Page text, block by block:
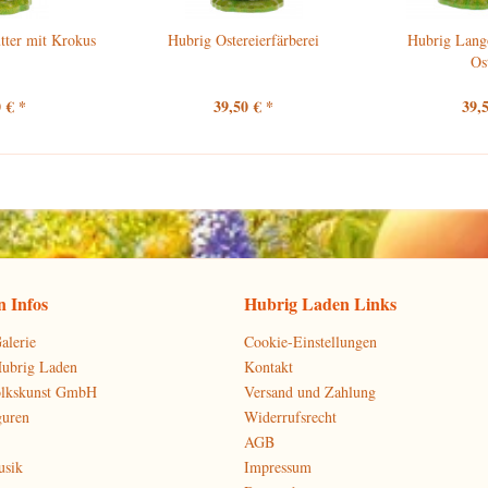
mit Krokus
€ *
Hubrig Ostereierfärberei
39,50 € *
Hubrig
Infos
Laden
GmbH
Hubrig Laden Links
Cookie-Einstellungen
Kontakt
Versand und Zahlung
Widerrufsrecht
AGB
Impressum